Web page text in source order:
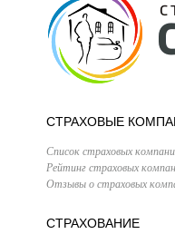
СТРАХОВЫЕ
Список страховых
Рейтинг страховых
Отзывы о страховых
СТРАХОВАНИЕ